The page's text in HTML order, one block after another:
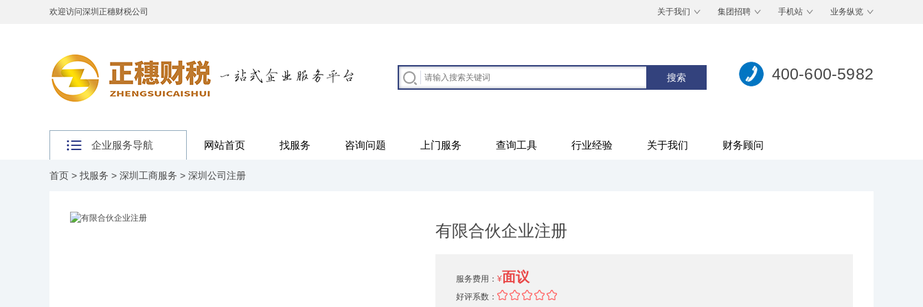
欢迎访问深圳正穗财税公司 关于我们 集团招聘 手机站 业务纵览
400-600-5982
企业服务导航 网站首页 找服务 咨询问题 上门服务 查询工具 行业经验 关于我们 财务顾问
首页 > 找服务 > 深圳工商服务 > 深圳公司注册
有限合伙企业注册
服务费用： ¥面议
好评系数：